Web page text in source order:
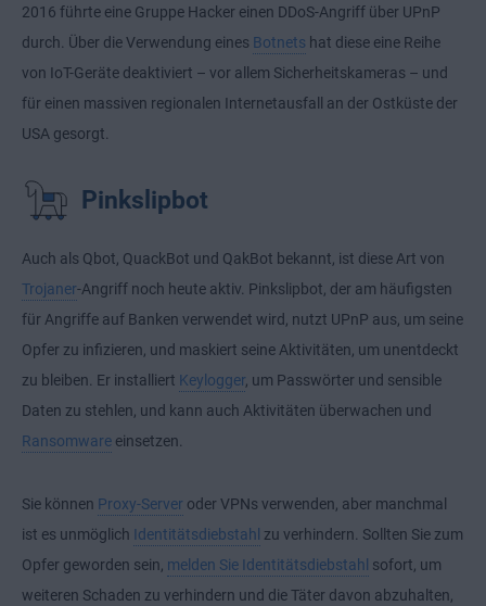
2016 führte eine Gruppe Hacker einen DDoS-Angriff über UPnP
durch. Über die Verwendung eines Botnets hat diese eine Reihe
von IoT-Geräte deaktiviert – vor allem Sicherheitskameras – und
für einen massiven regionalen Internetausfall an der Ostküste der
USA gesorgt.
Pinkslipbot
Auch als Qbot, QuackBot und QakBot bekannt, ist diese Art von
Trojaner-Angriff noch heute aktiv. Pinkslipbot, der am häufigsten
für Angriffe auf Banken verwendet wird, nutzt UPnP aus, um seine
Opfer zu infizieren, und maskiert seine Aktivitäten, um unentdeckt
zu bleiben. Er installiert Keylogger, um Passwörter und sensible
Daten zu stehlen, und kann auch Aktivitäten überwachen und
Ransomware einsetzen.
Sie können Proxy-Server oder VPNs verwenden, aber manchmal
ist es unmöglich Identitätsdiebstahl zu verhindern. Sollten Sie zum
Opfer geworden sein, melden Sie Identitätsdiebstahl sofort, um
weiteren Schaden zu verhindern und die Täter davon abzuhalten,